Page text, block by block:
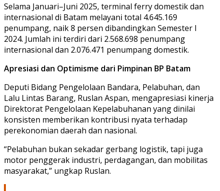
Selama Januari–Juni 2025, terminal ferry domestik dan
internasional di Batam melayani total 4.645.169
penumpang, naik 8 persen dibandingkan Semester I
2024. Jumlah ini terdiri dari 2.568.698 penumpang
internasional dan 2.076.471 penumpang domestik.
Apresiasi dan Optimisme dari Pimpinan BP Batam
Deputi Bidang Pengelolaan Bandara, Pelabuhan, dan
Lalu Lintas Barang, Ruslan Aspan, mengapresiasi kinerja
Direktorat Pengelolaan Kepelabuhanan yang dinilai
konsisten memberikan kontribusi nyata terhadap
perekonomian daerah dan nasional.
“Pelabuhan bukan sekadar gerbang logistik, tapi juga
motor penggerak industri, perdagangan, dan mobilitas
masyarakat,” ungkap Ruslan.